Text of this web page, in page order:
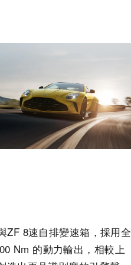
ZF 8速自排變速箱，採用全
Nm 的動力輸出，相較上